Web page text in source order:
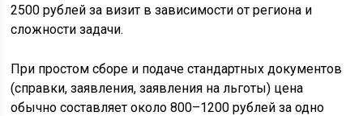
2500 рублей за визит в зависимости от региона и
сложности задачи.
При простом сборе и подаче стандартных документов
(справки, заявления, заявления на льготы) цена
обычно составляет около 800–1200 рублей за одно